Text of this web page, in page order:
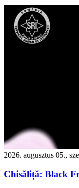
2026. augusztus 05.,
Chisăliță: Black